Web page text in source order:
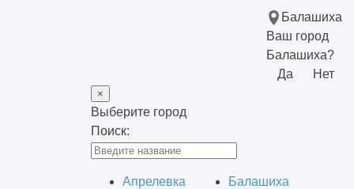
Балашиха
Ваш город
Балашиха?
Да
Нет
×
Выберите город
Поиск:
Апрелевка
Балашиха